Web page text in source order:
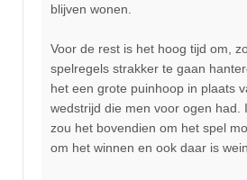
blijven wonen.
Voor de rest is het hoog tijd om,
spelregels strakker te gaan
het een grote puinhoop in plaats
wedstrijd die men voor ogen had.
zou het bovendien om het spel
om het winnen en ook daar is